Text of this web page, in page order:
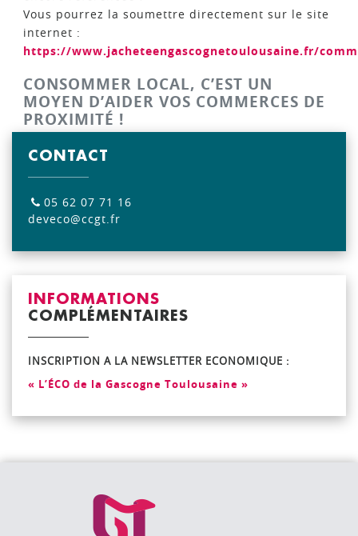
Vous pourrez la soumettre directement sur le site
internet :
https://www.jacheteengascognetoulousaine.fr/
CONSOMMER LOCAL, C’EST UN
MOYEN D’AIDER VOS COMMERCES DE
PROXIMITÉ !
CONTACT
05 62 07 71 16
deveco@ccgt.fr
INFORMATIONS
COMPLÉMENTAIRES
INSCRIPTION A LA NEWSLETTER ECONOMIQUE :
« L’ÉCO de la Gascogne Toulousaine »